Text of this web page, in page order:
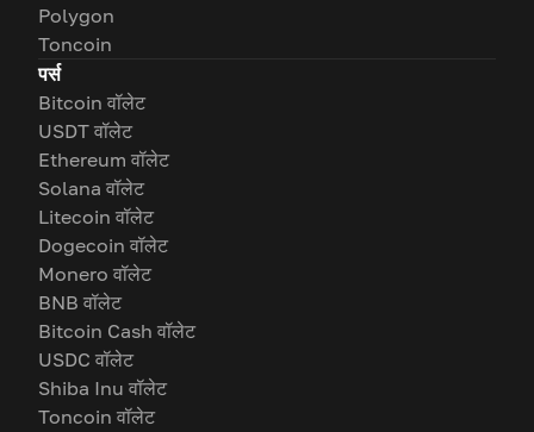
Polygon
Toncoin
पर्स
Bitcoin वॉलेट
USDT वॉलेट
Ethereum वॉलेट
Solana वॉलेट
Litecoin वॉलेट
Dogecoin वॉलेट
Monero वॉलेट
BNB वॉलेट
Bitcoin Cash वॉलेट
USDC वॉलेट
Shiba Inu वॉलेट
Toncoin वॉलेट